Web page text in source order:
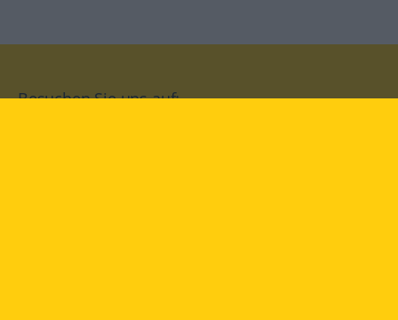
Besuchen Sie uns auf: